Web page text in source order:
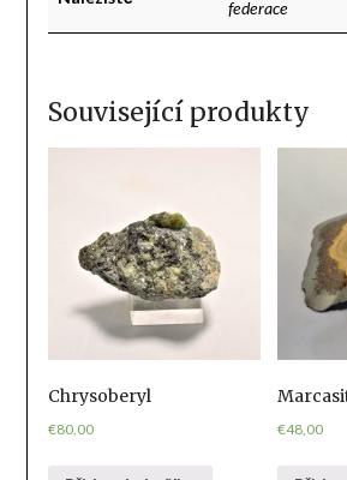
federace
Související produkty
Chrysoberyl
€80,00 €48,00